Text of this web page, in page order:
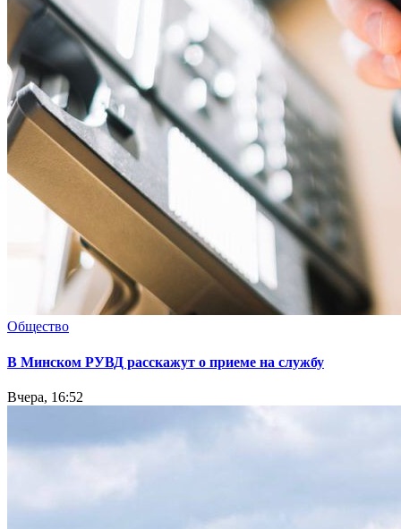
Общество
В Минском РУВД расскажут о приеме на службу
Вчера, 16:52